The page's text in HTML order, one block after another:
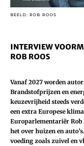
BEELD: ROB ROOS
INTERVIEW
ROB ROOS
Vanaf 2027 worden
Brandstofprijzen en
keuzevrijheid steeds
een extra Europese
Europarlementariër Rob
het over huizen en
voeding zoals zuivel en